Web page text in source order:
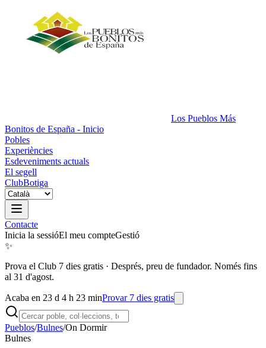
Los Pueblos Más
Bonitos de España - Inicio
Pobles
Experiències
Esdeveniments actuals
El segell
ClubBotiga
Contacte
Inicia la sessióEl meu compteGestió
✨
Prova el Club 7 dies gratis · Després, preu de fundador. Només fins
al 31 d'agost.
Acaba en 23 d 4 h 23 minProvar 7 dies gratis
Pueblos/Bulnes/On Dormir
Bulnes